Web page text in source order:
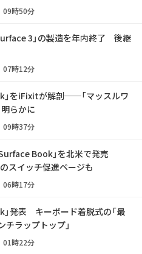
09時50分
3」の製造を年内終了 後継
07時12分
」をiFixitが解剖──「マッスルワ
らかに
09時37分
Book」を北米で発売
スイッチ促進ページも
06時17分
」発表 キーボード着脱式の「最
チラップトップ」
01時22分